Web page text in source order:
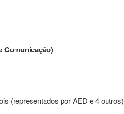
Comunicação)
(representados por AED e 4